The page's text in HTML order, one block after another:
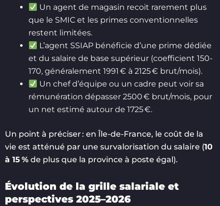
Un agent de magasin recoit rarement plus
que le SMIC et les primes conventionnelles
restent limitées.
L’agent SSIAP bénéficie d’une prime dédiée
et du salaire de base supérieur (coefficient 150-
170, généralement 1991 € à 2125 € brut/mois).
Un chef d’équipe ou un cadre peut voir sa
rémunération dépasser 2500 € brut/mois, pour
un net estimé autour de 1725 €.
Un point à préciser : en Île-de-France, le coût de la
vie est atténué par une survalorisation du salaire (10
à 15 % de plus que la province à poste égal).
Évolution de la grille salariale et
perspectives 2025–2026